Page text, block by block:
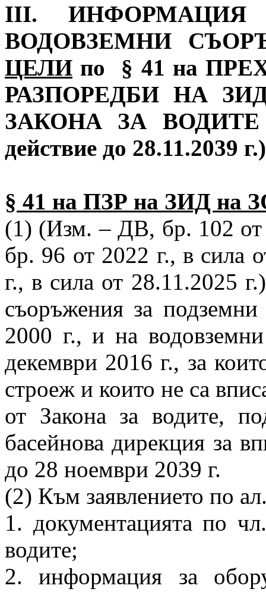
ІІІ.
ВОДОВЗЕМНИ
ЦЕЛИ по § 41 на
РАЗПОРЕДБИ НА
ЗАКОНА ЗА ВОДИТЕ
действие до 28.11.2039
§ 41 на ПЗР на ЗИД на
(1) (Изм. – ДВ, бр. 102 от
бр. 96 от 2022 г., в сила
г., в сила от 28.11.2025
съоръжения за
2000 г., и на
декември 2016 г., за
строеж и които не са
от Закона за водите,
басейнова дирекция за
до 28 ноември 2039 г.
(2) Към заявлението по
1. документацията по
водите;
2. информация за